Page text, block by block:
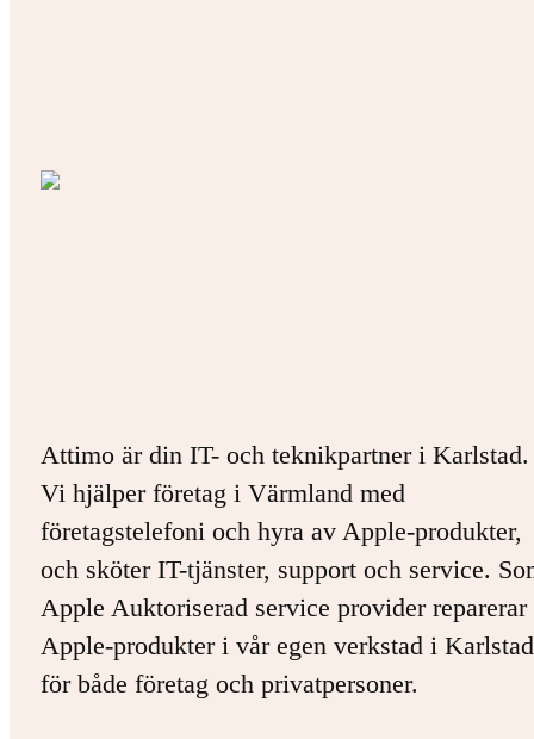
Attimo är din IT- och teknikpartner i Karlstad.
Vi hjälper företag i Värmland med
företagstelefoni och hyra av Apple-produkter,
och sköter IT-tjänster, support och service.
Apple Auktoriserad service provider
Apple-produkter i vår egen verkstad i
för både företag och privatpersoner.